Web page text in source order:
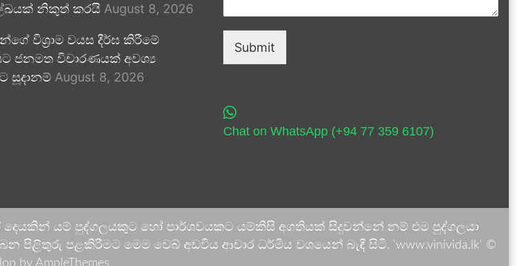
නිකුත් කරයි August 8, 2026
විශ්‍රාම වයස දීර්ඝ කිරීමේ
ජනමත විචාරණයක් අවශ්‍ය
සූදානම් August 8, 2026
Submit
Chat on WhatsApp (+94 77 359 6107)
දෙයකින් යම් පුද්ගලයකුට හෝ පාර්ශවයකට යම්කිසි අගතියක් සිදුවන්නේ නම් එම පුද්ගලයා
පළකිරීමට මෙම වෙබ් අඩවිය ආචාර ධර්මීය වශයෙන් බැඳී සිටී. 'www.vinivida.lk' ©
by AmpleThemes